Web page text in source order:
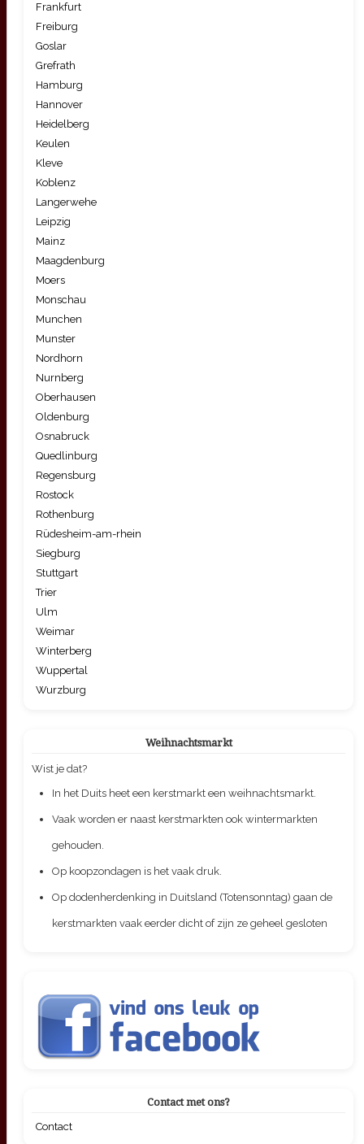
Frankfurt
Freiburg
Goslar
Grefrath
Hamburg
Hannover
Heidelberg
Keulen
Kleve
Koblenz
Langerwehe
Leipzig
Mainz
Maagdenburg
Moers
Monschau
Munchen
Munster
Nordhorn
Nurnberg
Oberhausen
Oldenburg
Osnabruck
Quedlinburg
Regensburg
Rostock
Rothenburg
Rüdesheim-am-rhein
Siegburg
Stuttgart
Trier
Ulm
Weimar
Winterberg
Wuppertal
Wurzburg
Weihnachtsmarkt
Wist je dat?
In het Duits heet een kerstmarkt een weihnachtsmarkt.
Vaak worden er naast kerstmarkten ook wintermarkten
gehouden.
Op koopzondagen is het vaak druk.
Op dodenherdenking in Duitsland (Totensonntag) gaan de
kerstmarkten vaak eerder dicht of zijn ze geheel gesloten
Contact met ons?
Contact